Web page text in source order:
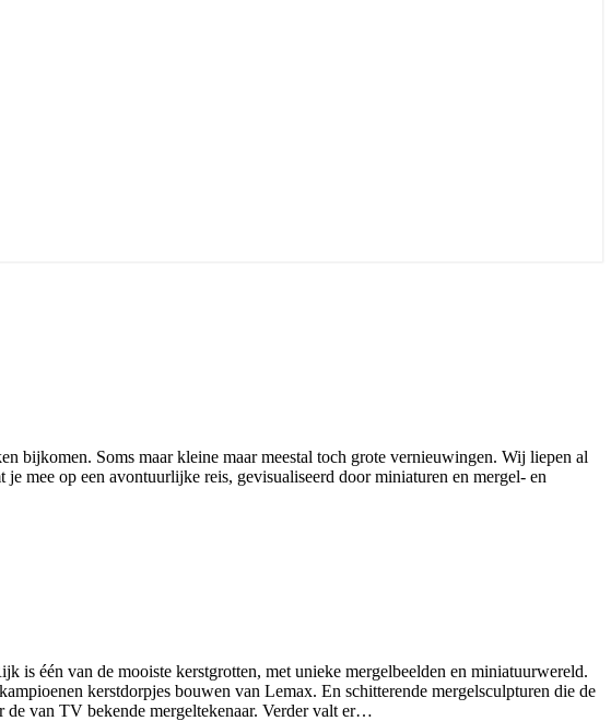
bijkomen. Soms maar kleine maar meestal toch grote vernieuwingen. Wij liepen al
mee op een avontuurlijke reis, gevisualiseerd door miniaturen en mergel- en
één van de mooiste kerstgrotten, met unieke mergelbeelden en miniatuurwereld.
kerstdorpjes bouwen van Lemax. En schitterende mergelsculpturen die de
de van TV bekende mergeltekenaar. Verder valt er…